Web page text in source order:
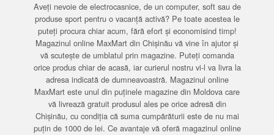
Aveți nevoie de electrocasnice, de un computer, soft sau de
produse sport pentru o vacanță activă? Pe toate acestea le
puteți procura chiar acum, fără efort și economisind timp!
Magazinul online MaxMart din Chișinău vă vine în ajutor și
vă scutește de umblatul prin magazine. Puteți comanda
orice produs chiar de acasă, iar curierul nostru vi-l va livra la
adresa indicată de dumneavoastră. Magazinul online
MaxMart este unul din puținele magazine din Moldova care
vă livrează gratuit produsul ales pe orice adresă din
Chișinău, cu condiția că suma cumpărăturii este de nu mai
puțin de 1000 de lei. Ce avantaje vă oferă magazinul online